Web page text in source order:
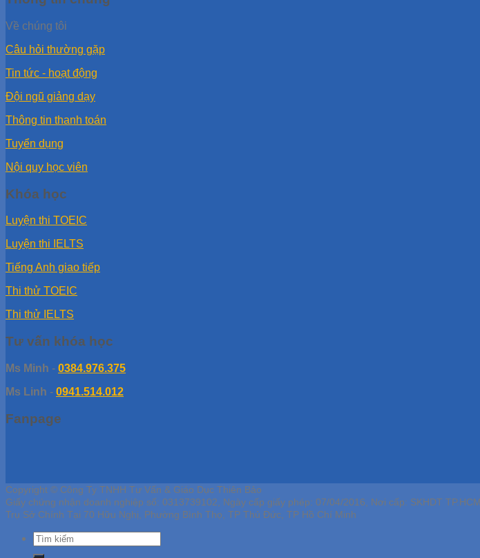
Về chúng tôi
Câu hỏi thường gặp
Tin tức - hoạt động
Đội ngũ giảng dạy
Thông tin thanh toán
Tuyển dụng
Nội quy học viên
Khóa học
Luyện thi TOEIC
Luyện thi IELTS
Tiếng Anh giao tiếp
Thi thử TOEIC
Thi thử IELTS
Tư vấn khóa học
Ms Minh - 0384.976.375
Ms Linh - 0941.514.012
Fanpage
Copyright © Công Ty TNHH Tư Vấn & Giáo Dục Thiên Bảo
Giấy chứng nhận doanh nghiệp số: 0313739102, Ngày cấp giấy phép: 07/04/2016, Nơi cấp: SKHDT TP.HCM
Trụ Sở Chính Tại 70 Hữu Nghị, Phường Bình Thọ, TP Thủ Đức, TP Hồ Chí Minh